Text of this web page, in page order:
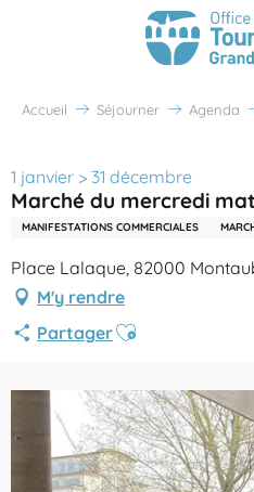
Accueil Séjourner Agenda
1 janvier > 31 décembre
Marché du mercredi
MANIFESTATIONS COMMERCIALES
Place Lalaque, 82000
M'y rendre
PartagerAjouter aux